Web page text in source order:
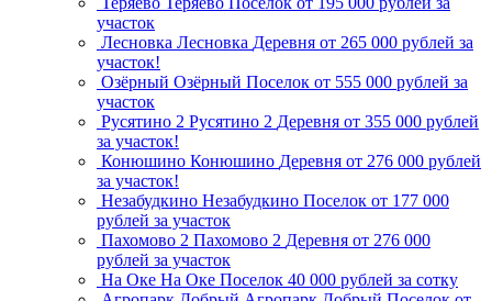
участок
Лесновка Лесновка Деревня от 265 000 рублей за
участок!
Озёрный Озёрный Поселок от 555 000 рублей за
участок
Русятино 2 Русятино 2 Деревня от 355 000 рублей
за участок!
Конюшино Конюшино Деревня от 276 000 рублей
за участок!
Незабудкино Незабудкино Поселок от 177 000
рублей за участок
Пахомово 2 Пахомово 2 Деревня от 276 000
рублей за участок
На Оке На Оке Поселок 40 000 рублей за сотку